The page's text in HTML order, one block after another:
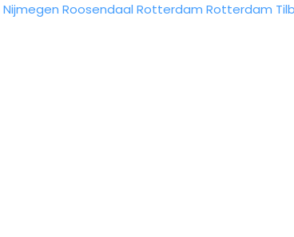
Nijmegen Roosendaal Rotterdam Rotterdam